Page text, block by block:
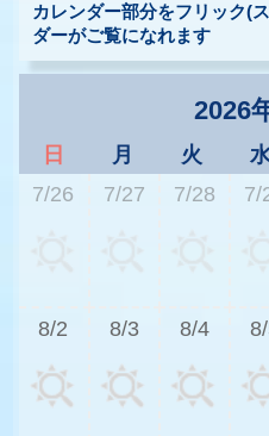
カレンダー部分をフリック(
ダーがご覧になれます
2026
日 月 火
7/26
7/27 7/28 7/
8/2 8/3 8/4